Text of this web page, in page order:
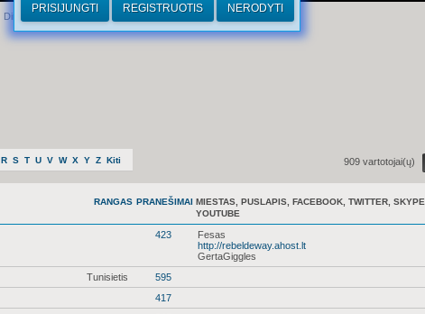
Dirhamai
PRISIJUNGTI REGISTRUOTIS NERODYTI
R S T U V W X Y Z Kiti 909 vartotojai(ų)
RANGAS PRANEŠIMAI MIESTAS, PUSLAPIS, FACEBOOK, TWITTER, SKYPE,
YOUTUBE
423
Fesas
http://rebeldeway.ahost.lt
GertaGiggles
Tunisietis 595
417